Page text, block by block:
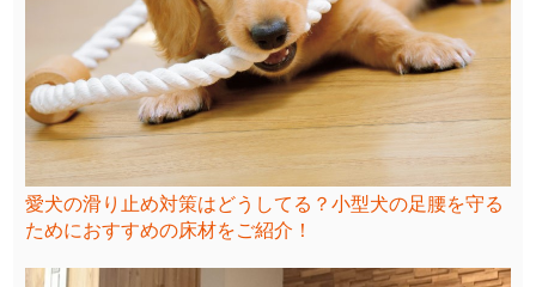
愛犬の滑り止め対策はどうしてる？小型犬の足腰を守る
ためにおすすめの床材をご紹介！